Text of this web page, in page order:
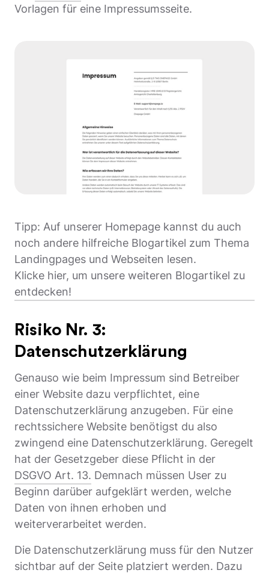
Vorlagen für eine Impressumsseite.
Tipp: Auf unserer Homepage kannst du auch
noch andere hilfreiche Blogartikel zum Thema
Landingpages und Webseiten lesen.
Klicke hier, um unsere weiteren Blogartikel zu
entdecken!
Risiko Nr. 3:
Datenschutzerklärung
Genauso wie beim Impressum sind Betreiber
einer Website dazu verpflichtet, eine
Datenschutzerklärung anzugeben. Für eine
rechtssichere Website benötigst du also
zwingend eine Datenschutzerklärung. Geregelt
hat der Gesetzgeber diese Pflicht in der
DSGVO Art. 13. Demnach müssen User zu
Beginn darüber aufgeklärt werden, welche
Daten von ihnen erhoben und
weiterverarbeitet werden.
Die Datenschutzerklärung muss für den Nutzer
sichtbar auf der Seite platziert werden. Dazu